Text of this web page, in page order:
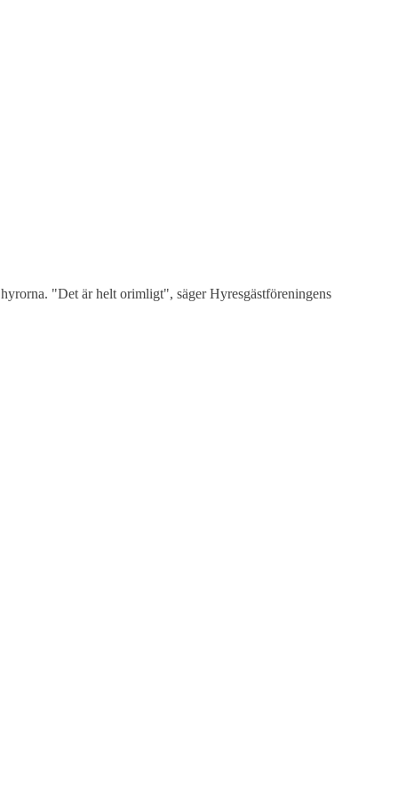
"Det är helt orimligt", säger Hyresgästföreningens